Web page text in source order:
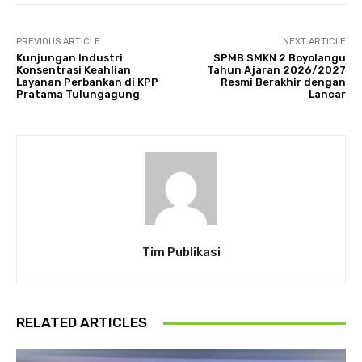
PREVIOUS ARTICLE
Kunjungan Industri
Konsentrasi Keahlian
Layanan Perbankan di KPP
Pratama Tulungagung
NEXT ARTICLE
SPMB SMKN 2 Boyolangu
Tahun Ajaran 2026/2027
Resmi Berakhir dengan
Lancar
Tim Publikasi
RELATED ARTICLES